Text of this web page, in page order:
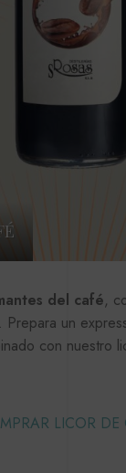
del café,
Prepara un
con nuestro
LICOR DE